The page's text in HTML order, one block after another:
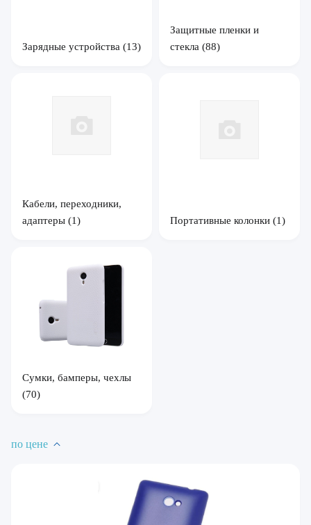
Зарядные устройства (13)
Защитные пленки и
стекла (88)
Кабели, переходники,
адаптеры (1) Портативные колонки (1)
Сумки, бамперы, чехлы
(70)
по цене